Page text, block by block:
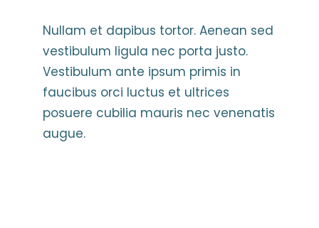
Nullam et dapibus tortor. Aenean sed
vestibulum ligula nec porta justo.
Vestibulum ante ipsum primis in
faucibus orci luctus et ultrices
posuere cubilia mauris nec venenatis
augue.